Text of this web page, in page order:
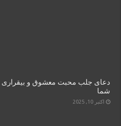
دعای جلب محبت معشوق و
شما
اکتبر 10, 2025